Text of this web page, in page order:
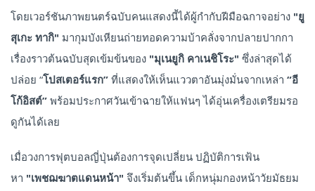
โดยเวอร์ชันภาพยนตร์ฉบับคนแสดงนี้ได้ผู้กำกับฝีมือฉกาจอย่าง "ยู
สุเกะ ทากิ" มากุมบังเหียนถ่ายทอดความบ้าคลั่งจากปลายปากกา
เรื่องราวต้นฉบับสุดเข้มข้นของ "มุเนยูกิ คาเนชิโระ" ซึ่งล่าสุดได้
ปล่อย “โปสเตอร์แรก” ที่แสดงให้เห็นแววตาอันมุ่งมั่นจากเหล่า “อี
โก้อิสต์” พร้อมประกาศวันเข้าฉายให้แฟนๆ ได้อุ่นเครื่องเตรียมรอ
ดูกันได้เลย
เมื่อวงการฟุตบอลญี่ปุ่นต้องการจุดเปลี่ยน ปฏิบัติการเฟ้น
หา "เพชฌฆาตแดนหน้า" จึงเริ่มต้นขึ้น เด็กหนุ่มกองหน้าวัยมัธยม